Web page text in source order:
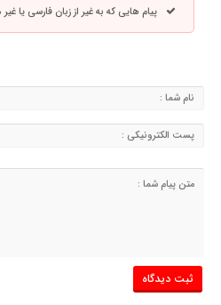
پیام هایی که به غیر از زبان فارسی یا